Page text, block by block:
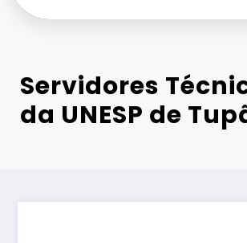
Servidores
da UNESP de